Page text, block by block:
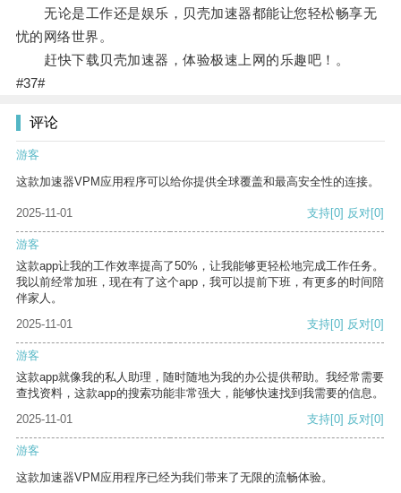
无论是工作还是娱乐，贝壳加速器都能让您轻松畅享无
忧的网络世界。
赶快下载贝壳加速器，体验极速上网的乐趣吧！。
#37#
评论
游客
这款加速器VPM应用程序可以给你提供全球覆盖和最高安全性的连接。
2025-11-01 支持[0] 反对[0]
游客
这款app让我的工作效率提高了50%，让我能够更轻松地完成工作任务。
我以前经常加班，现在有了这个app，我可以提前下班，有更多的时间陪
伴家人。
2025-11-01
支持[0] 反对[0]
游客
这款app就像我的私人助理，随时随地为我的办公提供帮助。我经常需要
查找资料，这款app的搜索功能非常强大，能够快速找到我需要的信息。
2025-11-01
支持[0] 反对[0]
游客
这款加速器VPM应用程序已经为我们带来了无限的流畅体验。